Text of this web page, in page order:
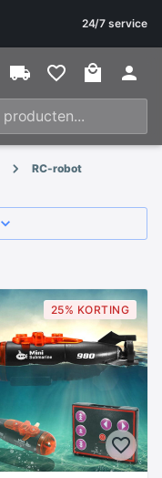
24/7 service
RC-robot
25% KORTING